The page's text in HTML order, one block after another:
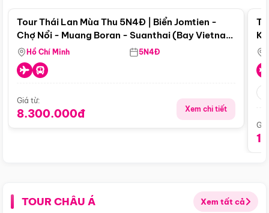
Tour Thái Lan Mùa Thu 5N4Đ | Biển Jomtien -
Chợ Nổi - Muang Boran - Suanthai (Bay Vietnam
Airlines)
Hồ Chí Minh 5N4Đ
Giá từ:
8.300.000đ Xem chi tiết
TOUR CHÂU Á Xem tất cả
Điểm nổi bật